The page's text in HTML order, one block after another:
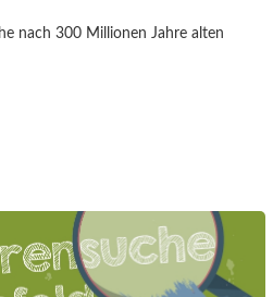
nach 300 Millionen Jahre alten